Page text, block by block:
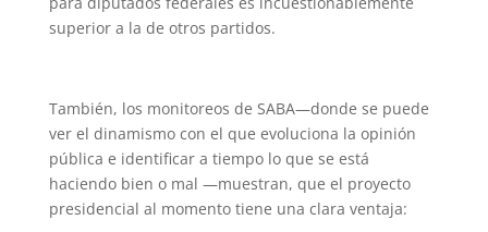
superior a la de otros partidos.
También, los monitoreos de SABA—donde se puede
ver el dinamismo con el que evoluciona la opinión
pública e identificar a tiempo lo que se está
haciendo bien o mal —muestran, que el proyecto
presidencial al momento tiene una clara ventaja: